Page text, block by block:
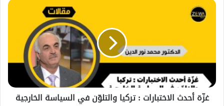
غزّة أحدث الاختبارات : تركيا والتلوّن في السياسة الخارجية